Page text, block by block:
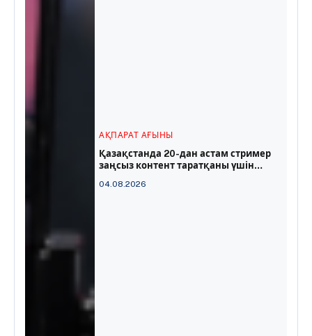
АҚПАРАТ АҒЫНЫ
Қазақстанда 20-дан астам стример
заңсыз контент таратқаны үшін
04.08.2026